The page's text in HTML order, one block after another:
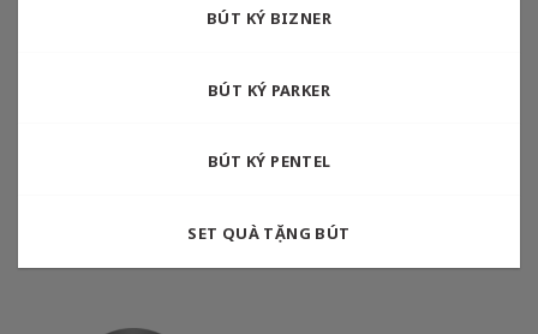
BÚT KÝ BIZNER
BÚT KÝ PARKER
BÚT KÝ PENTEL
SET QUÀ TẶNG BÚT